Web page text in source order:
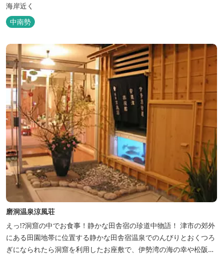
海岸近く
中南勢
磨洞温泉涼風荘
えっ!?洞窟の中でお食事！静かな田舎宿の珍道中物語！ 津市の郊外
にある田園地帯に位置する静かな田舎宿温泉でのんびりとおくつろ
ぎになられたら洞窟を利用したお座敷で、伊勢湾の海の幸や松阪肉